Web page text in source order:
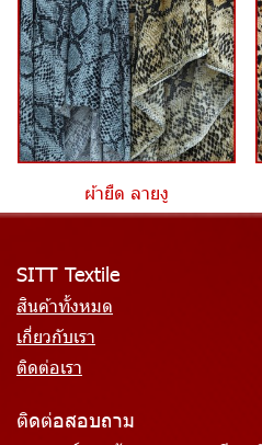
ผ้ายืด ลายงู
SITT Textile
สินค้าทั้งหมด
เกี่ยวกับเรา
ติดต่อเรา
ติดต่อสอบถาม